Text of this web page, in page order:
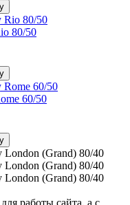
80/50
60/50
(Grand) 80/40
(Grand) 80/40
(Grand) 80/40